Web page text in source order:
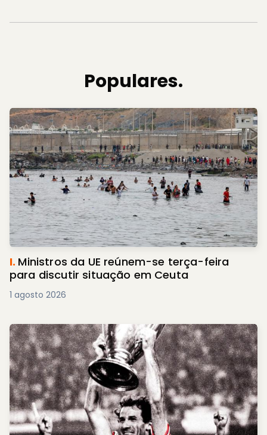
Populares.
I. Ministros da UE reúnem-se terça-feira
para discutir situação em Ceuta
1 agosto 2026